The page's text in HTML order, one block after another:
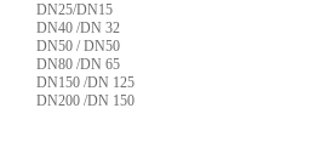
DN25/DN15
DN40 /DN 32
DN50 / DN50
DN80 /DN 65
DN150 /DN 125
DN200 /DN 150